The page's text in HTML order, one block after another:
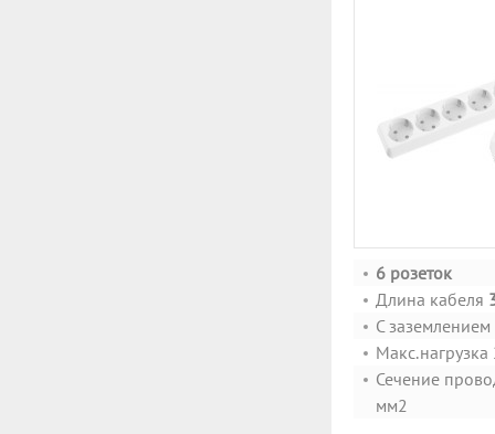
6 розеток
Длина кабеля
С заземлением
Макс.нагрузка
Сечение
мм2